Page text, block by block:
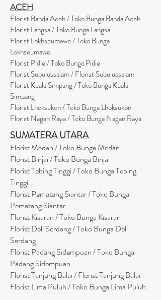
ACEH
Florist Banda Aceh / Toko Bunga Banda Aceh
Florist Langsa / Toko Bunga Langsa
Florist Lokhseumawe / Toko Bunga
Lokhseumawe
Florist Pidie / Toko Bunga Pidie
Florist Subulussalam / Florist Subulussalam
Florist Kuala Simpang / Toko Bunga Kuala
Simpang
Florist Lhoksukon / Toko Bunga Lhoksukon
Florist Nagan Raya / Toko Bunga Nagan Raya
SUMATERA UTARA
Florist Medan / Toko Bunga Medan
Florist Binjai / Toko Bunga Binjai
Florist Tebing Tinggi / Toko Bunga Tebing
Tinggi
Florist Pematang Siantar / Toko Bunga
Pematang Siantar
Florist Kisaran / Toko Bunga Kisaran
Florist Deli Serdang / Toko Bunga Deli
Serdang
Florist Padang Sidempuan / Toko Bunga
Padang Sidempuan
Florist Tanjung Balai / Florist Tanjung Balai
Florist Lima Puluh / Toko Bunga Lima Puluh